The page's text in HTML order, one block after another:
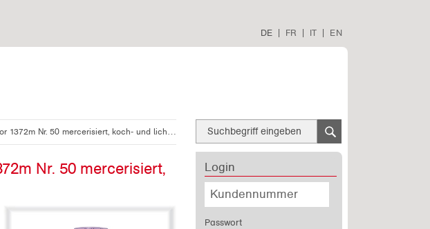
DE FR IT EN
Nr. 50 mercerisiert, koch- und lichtecht
Login
Passwort
Nr. 50 mercerisiert,